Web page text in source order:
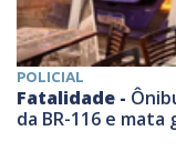
POLICIAL
Fatalidade -
da BR-116 e